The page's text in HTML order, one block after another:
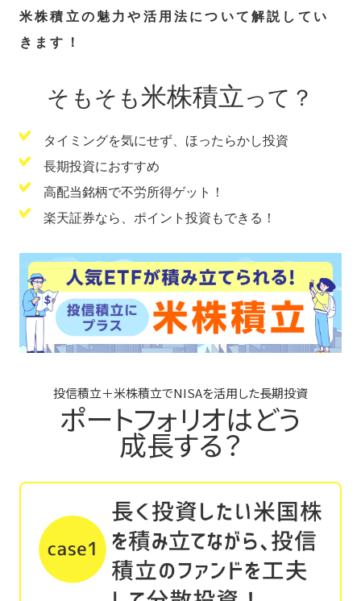
米株積立の魅力や活用法について解説してい
きます！
そもそも米株積立 って？
タイミングを気にせず、ほったらかし投資
長期投資におすすめ
高配当銘柄で不労所得ゲット！
楽天証券なら、ポイント投資もできる！
投信積立＋米株積立でNISAを活用した長期投資
ポートフォリオはどう
成長する？